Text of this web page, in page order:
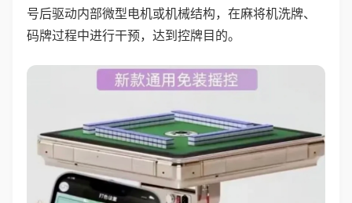
号后驱动内部微型电机或机械结构，在麻将机洗牌、
码牌过程中进行干预，达到控牌目的。